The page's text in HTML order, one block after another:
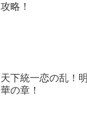
攻略！
天下統一恋の乱！
華の章！